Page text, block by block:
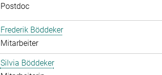
Postdoc
Frederik Böddeker
Mitarbeiter
Silvia Böddeker